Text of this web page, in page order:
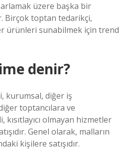
üzere başka bir
Birçok toptan tedarikçi,
ürünleri sunabilmek için trend
denir?
kurumsal, diğer iş
toptancılara ve
olmayan hizmetler
Genel olarak, malların
kişilere satışıdır.